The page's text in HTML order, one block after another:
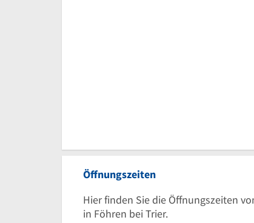
Öffnungszeiten
Hier finden Sie die Öffnungszeiten
in Föhren bei Trier.